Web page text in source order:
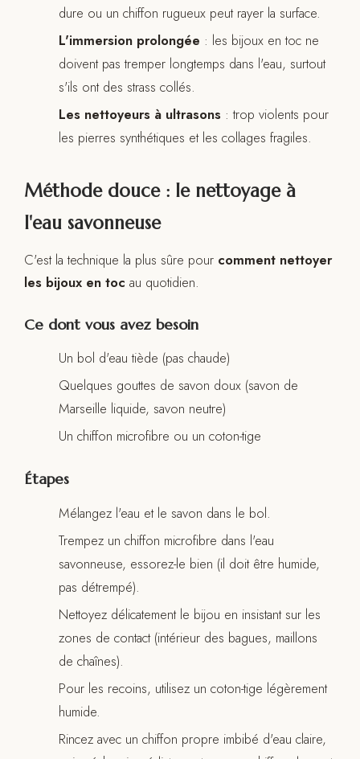
dure ou un chiffon rugueux peut rayer la surface.
L'immersion prolongée : les bijoux en toc ne
doivent pas tremper longtemps dans l'eau, surtout
s'ils ont des strass collés.
Les nettoyeurs à ultrasons : trop violents pour
les pierres synthétiques et les collages fragiles.
Méthode douce : le nettoyage à
l'eau savonneuse
C'est la technique la plus sûre pour comment nettoyer
les bijoux en toc au quotidien.
Ce dont vous avez besoin
Un bol d'eau tiède (pas chaude)
Quelques gouttes de savon doux (savon de
Marseille liquide, savon neutre)
Un chiffon microfibre ou un coton-tige
Étapes
Mélangez l'eau et le savon dans le bol.
Trempez un chiffon microfibre dans l'eau
savonneuse, essorez-le bien (il doit être humide,
pas détrempé).
Nettoyez délicatement le bijou en insistant sur les
zones de contact (intérieur des bagues, maillons
de chaînes).
Pour les recoins, utilisez un coton-tige légèrement
humide.
Rincez avec un chiffon propre imbibé d'eau claire,